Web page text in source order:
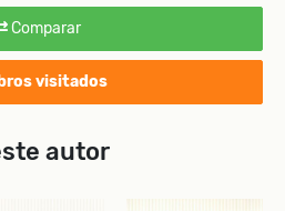
Comparar
visitados
autor